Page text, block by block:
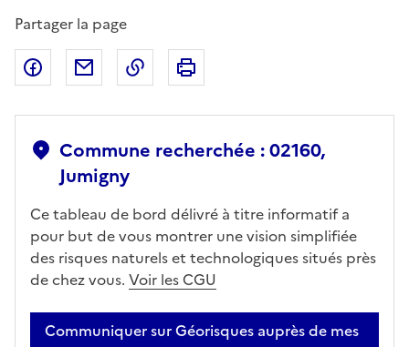
Partager la page
Partager sur Facebook
Partager par emailCopier dans le presse-papier
Commune recherchée : 02160,
Jumigny
Ce tableau de bord délivré à titre informatif a
pour but de vous montrer une vision simplifiée
des risques naturels et technologiques situés près
de chez vous. Voir les CGU
Communiquer sur Géorisques auprès de mes